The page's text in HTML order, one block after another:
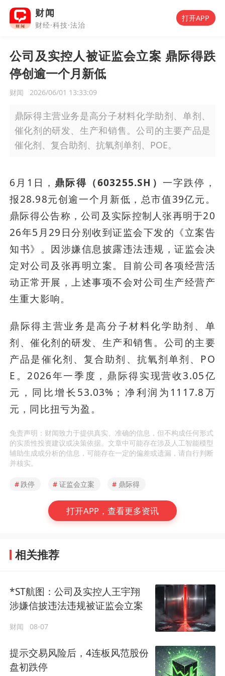
财闻
财经·科技·法治
打开APP
公司及实控人被证监会立案 鼎际得跌
停创逾一个月新低
财闻 2026/06/01 13:33:09
鼎际得主营业务是高分子材料化学助剂、单剂、
催化剂的研发、生产和销售。公司的主要产品是
催化剂、复合助剂、抗氧剂单剂、POE。
6月1日， 鼎际得（603255.SH） 一字跌停，
报28.98元创逾一个月新低，总市值39亿元。
鼎际得公告称，公司及实际控制人张再明于20
26年5月29日分别收到证监会下发的《立案告
知书》。因涉嫌信息披露违法违规，证监会决
定对公司及张再明立案。目前公司各项经营活
动正常开展，上述事项不会对公司生产经营产
生重大影响。
鼎际得主营业务是高分子材料化学助剂、单
剂、催化剂的研发、生产和销售。公司的主要
产品是催化剂、复合助剂、抗氧剂单剂、PO
E。2026年一季度，鼎际得实现营收3.05亿
元，同比增长53.03%；净利润为1117.8万
元，同比扭亏为盈。
免责声明：财闻致力于提供真实、准确的信息，但不构成任何形式
的实质性投资建议或决策依据。文章中可能存在涉及人工智能模型
辅助生成或分析的信息，可能存在一定的偏差或遗漏，请自行判断
并核实。
# 跌停 # 证监会立案 # 鼎际得
打开APP，查看更多资讯
相关推荐
*ST航图：公司及实控人王宇翔
涉嫌信披违法违规被证监会立案
财闻 08-07
提示交易风险后，4连板风范股份
盘初跌停